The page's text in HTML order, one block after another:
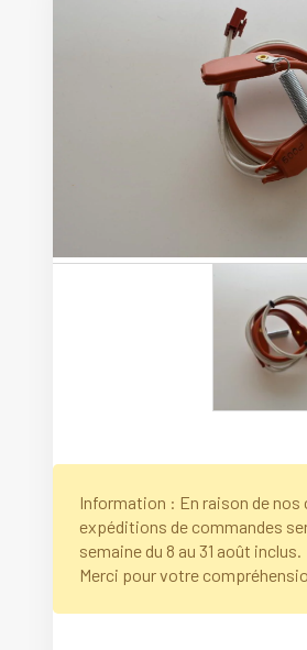
Information : En raison de nos
expéditions de commandes
semaine du 8 au 31 août inclus.
Merci pour votre